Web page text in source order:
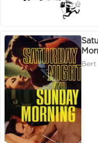
Bert